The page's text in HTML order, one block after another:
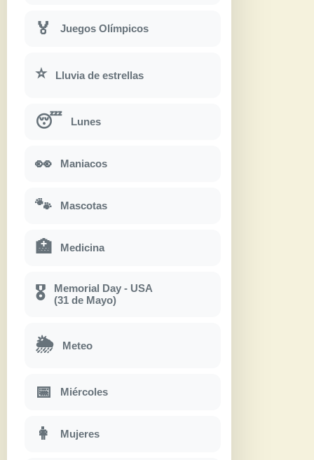
🏅 Juegos Olímpicos
⭐ Lluvia de estrellas
😴 Lunes
👀 Maniacos
🐾 Mascotas
🏥 Medicina
🎖
Memorial Day - USA
(31 de Mayo)
🌦 Meteo
📅 Miércoles
👩 Mujeres